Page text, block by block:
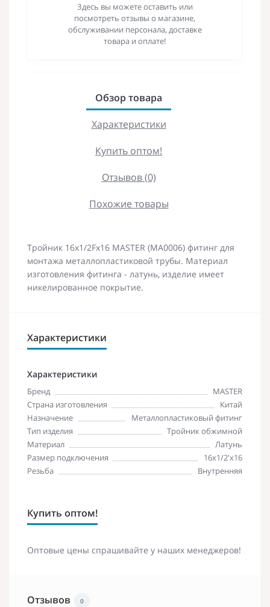
Здесь вы можете оставить или
посмотреть отзывы о магазине,
обслуживании персонала, доставке
товара и оплате!
Обзор товара
Характеристики
Купить оптом!
Отзывов (0)
Похожие товары
Тройник 16x1/2Fx16 MASTER (MA0006) фитинг для
монтажа металлопластиковой трубы. Материал
изготовления фитинга - латунь, изделие имеет
никелированное покрытие.
Характеристики
Характеристики
Бренд
MASTER
Страна изготовления
Китай
Назначение
Металлопластиковый фитинг
Тип изделия
Тройник обжимной
Материал
Латунь
Размер подключения
16х1/2'х16
Резьба
Внутренняя
Купить оптом!
Оптовые цены спрашивайте у наших менеджеров!
Отзывов 0